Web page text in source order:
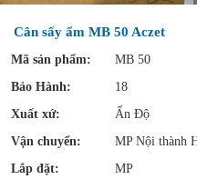
Cân sấy ẩm MB 50 Aczet
Mã sản phẩm:
MB 50
Bảo Hành:
18
Xuất xứ:
Ấn Độ
Vận chuyển:
MP Nội thành
Lắp đặt:
MP